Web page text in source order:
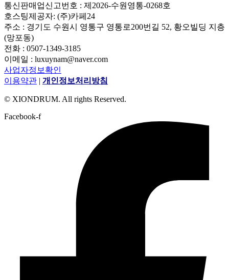
통신판매업신고번호 : 제2026-수원영통-0268호
호스팅제공자: (주)카페24
주소 : 경기도 수원시 영통구 영통로200번길 52, 황오빌딩 지층
(망포동)
전화 : 0507-1349-3185
이메일 : luxuynam@naver.com
사업자정보확인
이용약관 | 개인정보처리방침
© XIONDRUM. All rights Reserved.
Facebook-f